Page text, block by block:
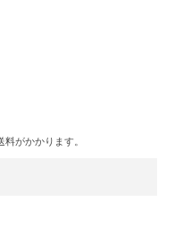
がかかります。